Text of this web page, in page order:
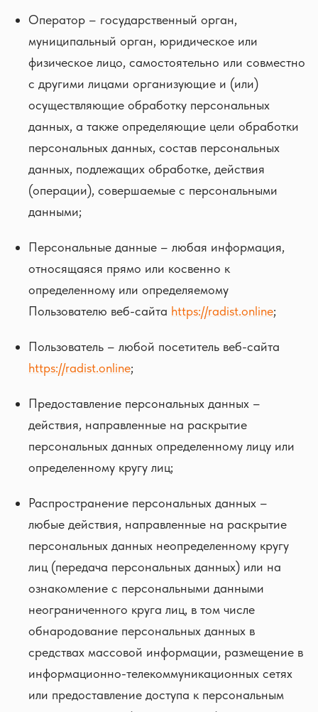
Оператор – государственный орган,
муниципальный орган, юридическое или
физическое лицо, самостоятельно или совместно
с другими лицами организующие и (или)
осуществляющие обработку персональных
данных, а также определяющие цели обработки
персональных данных, состав персональных
данных, подлежащих обработке, действия
(операции), совершаемые с персональными
данными;
Персональные данные – любая информация,
относящаяся прямо или косвенно к
определенному или определяемому
Пользователю веб-сайта https://radist.online;
Пользователь – любой посетитель веб-сайта
https://radist.online;
Предоставление персональных данных –
действия, направленные на раскрытие
персональных данных определенному лицу или
определенному кругу лиц;
Распространение персональных данных –
любые действия, направленные на раскрытие
персональных данных неопределенному кругу
лиц (передача персональных данных) или на
ознакомление с персональными данными
неограниченного круга лиц, в том числе
обнародование персональных данных в
средствах массовой информации, размещение в
информационно-телекоммуникационных сетях
или предоставление доступа к персональным